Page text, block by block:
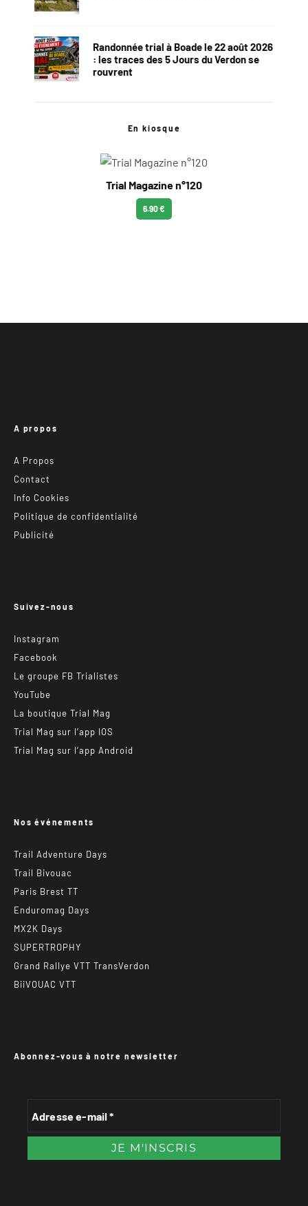
Randonnée trial à Boade le 22 août 2026
: les traces des 5 Jours du Verdon se
rouvrent
En kiosque
Trial Magazine n°120
6.90 €
A propos
A Propos
Contact
Info Cookies
Politique de confidentialité
Publicité
Suivez-nous
Instagram
Facebook
Le groupe FB Trialistes
YouTube
La boutique Trial Mag
Trial Mag sur l’app IOS
Trial Mag sur l’app Android
Nos événements
Trail Adventure Days
Trail Bivouac
Paris Brest TT
Enduromag Days
MX2K Days
SUPERTROPHY
Grand Rallye VTT TransVerdon
BiiVOUAC VTT
Abonnez-vous à notre newsletter